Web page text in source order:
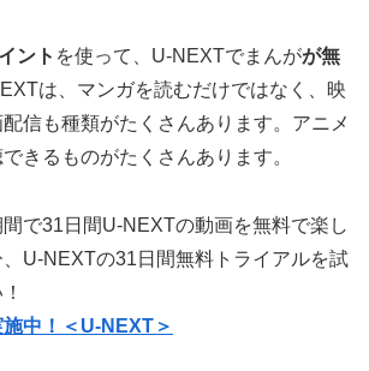
ント を使って、U-NEXTでまんがが無
は、マンガを読むだけではなく、映
信も種類がたくさんあります。アニメ
きるものがたくさんあります。
で31日間U-NEXTの動画を無料で楽し
U-NEXTの31日間無料トライアルを試
中！＜U-NEXT＞